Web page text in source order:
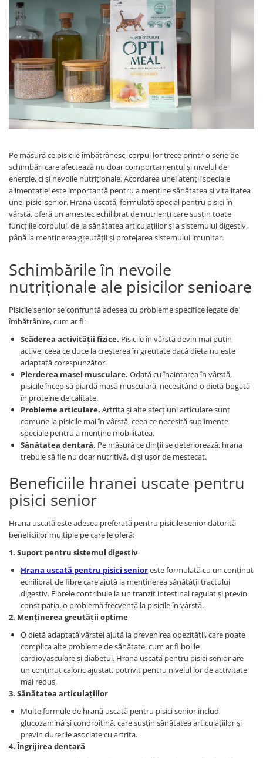
Pe măsură ce pisicile îmbătrânesc, corpul lor trece printr-o serie de
schimbări care afectează nu doar comportamentul și nivelul de
energie, ci și nevoile nutriționale. Acordarea unei atenții speciale
alimentației este importantă pentru a menține sănătatea și vitalitatea
unei pisici senior. Hrana uscată, formulată special pentru pisici în
vârstă, oferă un amestec echilibrat de nutrienți care susțin toate
funcțiile corpului, de la sănătatea articulațiilor și a sistemului digestiv,
până la menținerea greutății și protejarea sistemului imunitar.
Schimbările în nevoile
nutriționale ale pisicilor senioare
Pisicile senior se confruntă adesea cu probleme specifice legate de
îmbătrânire, cum ar fi:
Scăderea activității fizice. Pisicile în vârstă devin mai puțin
active, ceea ce duce la creșterea în greutate dacă dieta nu este
adaptată corespunzător.
Pierderea masei musculare. Odată cu înaintarea în vârstă,
pisicile încep să piardă masă musculară, necesitând o dietă bogată
în proteine de calitate.
Probleme articulare. Artrita și alte afecțiuni articulare sunt
comune la pisicile mai în vârstă, ceea ce necesită suplimente
speciale pentru a menține mobilitatea.
Sănătatea dentară. Pe măsură ce dinții se deteriorează, hrana
trebuie să fie nu doar nutritivă, ci și ușor de mestecat.
Beneficiile hranei uscate pentru
pisici senior
Hrana uscată este adesea preferată pentru pisicile senior datorită
beneficiilor multiple pe care le oferă:
1. Suport pentru sistemul digestiv
Hrana uscată pentru pisici senioreste formulată cu un conținut
echilibrat de fibre care ajută la menținerea sănătății tractului
digestiv. Fibrele contribuie la un tranzit intestinal regulat și previn
constipația, o problemă frecventă la pisicile în vârstă.
2. Menținerea greutății optime
O dietă adaptată vârstei ajută la prevenirea obezității, care poate
complica alte probleme de sănătate, cum ar fi bolile
cardiovasculare și diabetul. Hrana uscată pentru pisici senior are
un conținut caloric ajustat, potrivit pentru nivelul lor de activitate
mai redus.
3. Sănătatea articulațiilor
Multe formule de hrană uscată pentru pisici senior includ
glucozamină și condroitină, care susțin sănătatea articulațiilor și
previn durerile asociate cu artrita.
4. Îngrijirea dentară